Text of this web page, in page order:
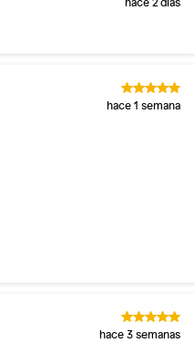
hace 1 semana
hace 3 semanas